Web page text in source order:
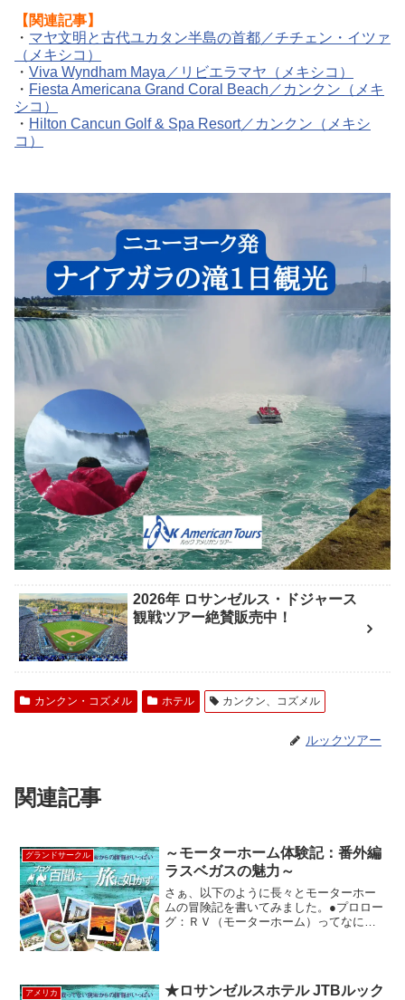
【関連記事】
・ マヤ文明と古代ユカタン半島の首都／チチェン・イツァ
（メキシコ）
・ Viva Wyndham Maya／リビエラマヤ（メキシコ）
・ Fiesta Americana Grand Coral Beach／カンクン（メキ
シコ）
・ Hilton Cancun Golf & Spa Resort／カンクン（メキシ
コ）
2026年 ロサンゼルス・ドジャース
観戦ツアー絶賛販売中！
カンクン・コズメル ホテル カンクン、コズメル
ルックツアー
関連記事
グランドサークル
～モーターホーム体験記：番外編
ラスベガスの魅力～
さぁ、以下のように長々とモーターホー
ムの冒険記を書いてみました。●プロロー
グ：ＲＶ（モーターホーム）ってなに？
アメリカ
★ロサンゼルスホテル JTBルック